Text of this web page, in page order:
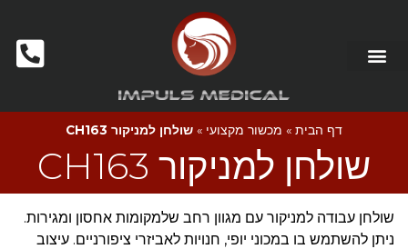
דף הבית » מכשור מקצועי » שולחן למניקור CH163
שולחן למניקור CH163
שולחן עבודה למניקור עם מגוון רחב שלמקומות אחסון ומגירות.
ניתן להשתמש בו במכוני יופי, חנויות לאביזרי ציפורניים. עיצוב